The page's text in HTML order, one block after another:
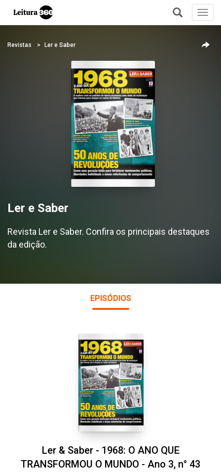
+
Revistas Ler e Saber
Ler e Saber
Revista Ler e Saber. Confira os principais destaques
da edição.
EPISÓDIOS
Ler & Saber - 1968: O ANO QUE
TRANSFORMOU O MUNDO - Ano 3, n° 43